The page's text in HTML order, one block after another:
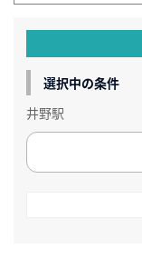
選択中の条件
井野駅